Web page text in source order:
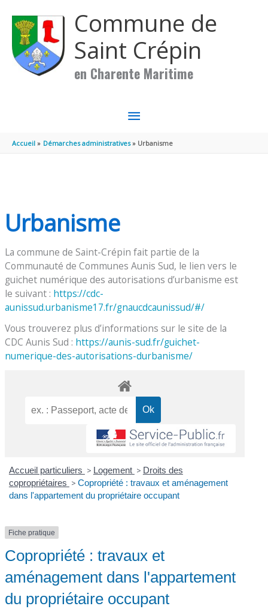
Commune de
Saint Crépin
en Charente Maritime
MENU
PRINCIPAL
Accueil Démarches administratives Urbanisme
Urbanisme
La commune de Saint-Crépin fait partie de la
Communauté de Communes Aunis Sud, le lien vers le
guichet numérique des autorisations d’urbanisme est
le suivant : https://cdc-
aunissud.urbanisme17.fr/gnaucdcaunissud/#/
Vous trouverez plus d’informations sur le site de la
CDC Aunis Sud : https://aunis-sud.fr/guichet-
numerique-des-autorisations-durbanisme/
Accueil particuliers > Logement > Droits des
copropriétaires > Copropriété : travaux et aménagement
dans l'appartement du propriétaire occupant
Fiche pratique
Copropriété : travaux et
aménagement dans l'appartement
du propriétaire occupant